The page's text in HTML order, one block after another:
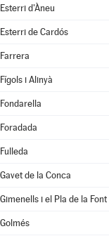
Esterri d'Àneu
Esterri de Cardós
Farrera
Fígols i Alinyà
Fondarella
Foradada
Fulleda
Gavet de la Conca
Gimenells i el Pla de la Font
Golmés